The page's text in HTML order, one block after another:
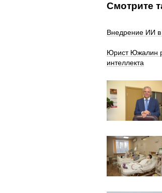
Смотрите
Внедрение ИИ в
Юрист Южалин
интеллекта